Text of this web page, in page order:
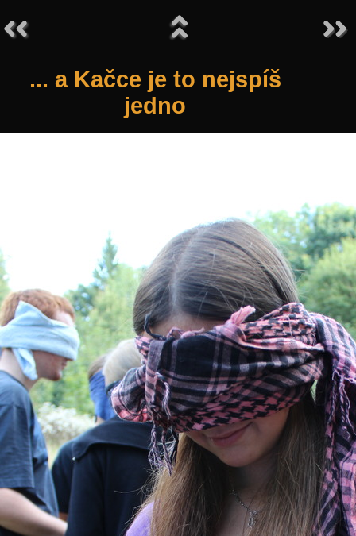
... a Kačce je to nejspíš
jedno